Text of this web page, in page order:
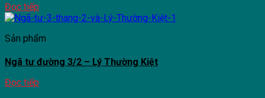
Đọc tiếp
Sản phẩm
Ngã tư đường 3/2 – Lý Thường Kiệt
Đọc tiếp